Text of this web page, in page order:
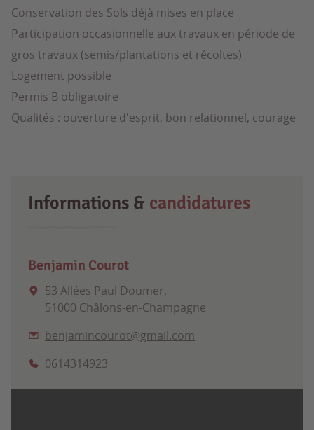
Conservation des Sols déjà mises en place
Participation occasionnelle aux travaux en période de
gros travaux (semis/plantations et récoltes)
Logement possible
Permis B obligatoire
Qualités : ouverture d'esprit, bon relationnel, courage
Informations & candidatures
Benjamin Courot
53 Allées Paul Doumer,
51000 Châlons-en-Champagne
benjamincourot@gmail.com
0614314923